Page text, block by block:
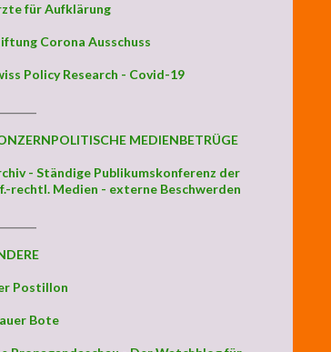
für Aufklärung
Corona Ausschuss
Policy Research - Covid-19
MEDIENBETRÜGE
- Ständige Publikumskonferenz der
rechtl. Medien - externe Beschwerden
Postillon
Bote